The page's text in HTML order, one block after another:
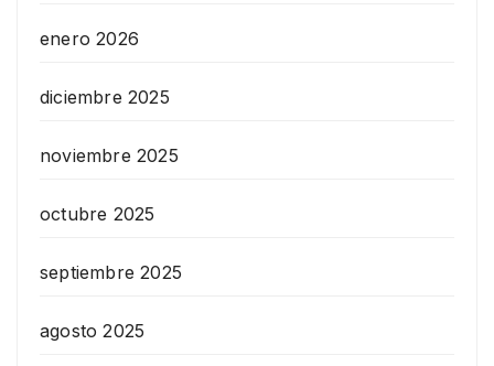
enero 2026
diciembre 2025
noviembre 2025
octubre 2025
septiembre 2025
agosto 2025